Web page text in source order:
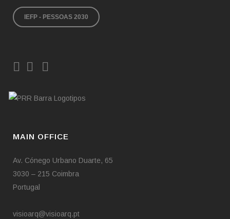
IEFP - PESSOAS 2030
MAIN OFFICE
Av. Cónego Urbano Duarte, 65
3030 – 215 Coimbra
Portugal
visioarq@visioarq.pt